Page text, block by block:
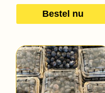
Bestel nu